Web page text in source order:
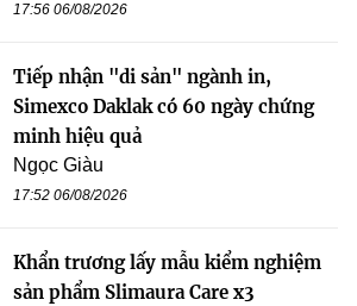
17:56 06/08/2026
Tiếp nhận "di sản" ngành in,
Simexco Daklak có 60 ngày chứng
minh hiệu quả
Ngọc Giàu
17:52 06/08/2026
Khẩn trương lấy mẫu kiểm nghiệm
sản phẩm Slimaura Care x3